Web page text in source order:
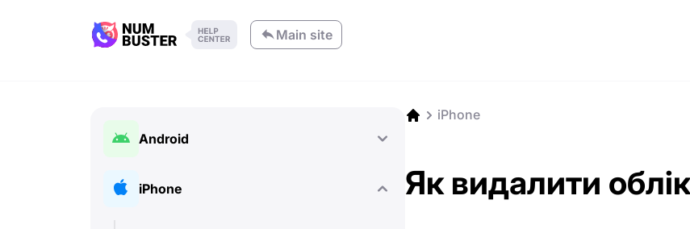
Main site
Android
🔑
iPhone
iPhone
Як видалити